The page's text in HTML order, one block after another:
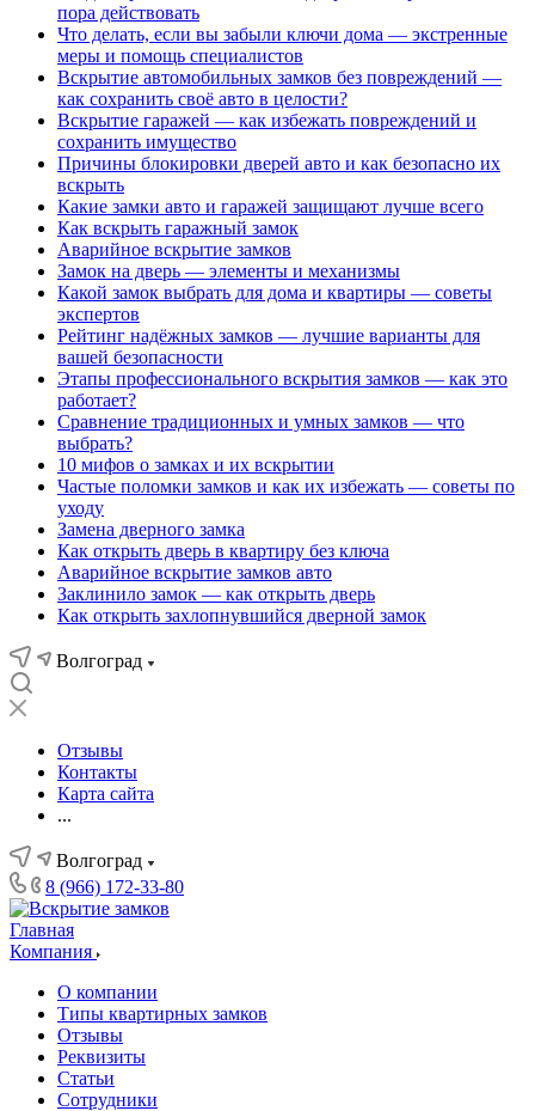
пора действовать
Что делать, если вы забыли ключи дома — экстренные
меры и помощь специалистов
Вскрытие автомобильных замков без повреждений —
как сохранить своё авто в целости?
Вскрытие гаражей — как избежать повреждений и
сохранить имущество
Причины блокировки дверей авто и как безопасно их
вскрыть
Какие замки авто и гаражей защищают лучше всего
Как вскрыть гаражный замок
Аварийное вскрытие замков
Замок на дверь — элементы и механизмы
Какой замок выбрать для дома и квартиры — советы
экспертов
Рейтинг надёжных замков — лучшие варианты для
вашей безопасности
Этапы профессионального вскрытия замков — как это
работает?
Сравнение традиционных и умных замков — что
выбрать?
10 мифов о замках и их вскрытии
Частые поломки замков и как их избежать — советы по
уходу
Замена дверного замка
Как открыть дверь в квартиру без ключа
Аварийное вскрытие замков авто
Заклинило замок — как открыть дверь
Как открыть захлопнувшийся дверной замок
Волгоград
Отзывы
Контакты
Карта сайта
...
Волгоград
8 (966) 172-33-80
Главная
Компания
О компании
Типы квартирных замков
Отзывы
Реквизиты
Статьи
Сотрудники